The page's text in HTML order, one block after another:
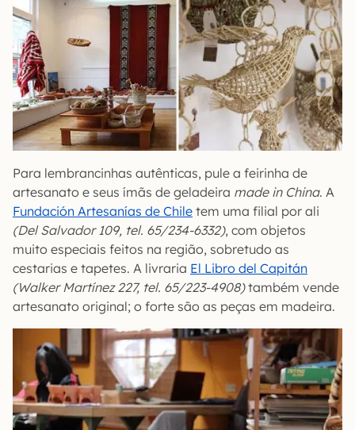
Para lembrancinhas autênticas, pule a feirinha de
artesanato e seus ímãs de geladeira made in China. A
Fundación Artesanías de Chile tem uma filial por ali
(Del Salvador 109, tel. 65/234-6332), com objetos
muito especiais feitos na região, sobretudo as
cestarias e tapetes. A livraria El Libro del Capitán
(Walker Martínez 227, tel. 65/223-4908)também vende
artesanato original; o forte são as peças em madeira.